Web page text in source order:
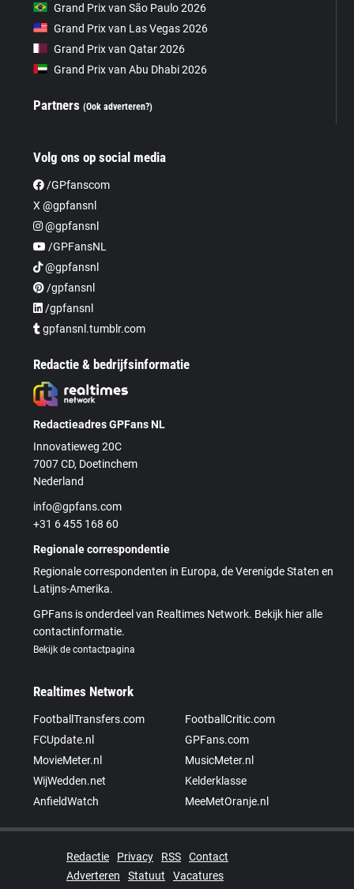
Grand Prix van São Paulo 2026
Grand Prix van Las Vegas 2026
Grand Prix van Qatar 2026
Grand Prix van Abu Dhabi 2026
Partners(Ook adverteren?)
Volg ons op social media
/GPfanscom
X @gpfansnl
@gpfansnl
/GPFansNL
@gpfansnl
/gpfansnl
/gpfansnl
gpfansnl.tumblr.com
Redactie & bedrijfsinformatie
Redactieadres GPFans NL
Innovatieweg 20C
7007 CD, Doetinchem
Nederland
info@gpfans.com
+31 6 455 168 60
Regionale correspondentie
Regionale correspondenten in Europa, de Verenigde Staten en
Latijns-Amerika.
GPFans is onderdeel van Realtimes Network. Bekijk hier alle
contactinformatie.
Bekijk de contactpagina
Realtimes Network
FootballTransfers.com
FootballCritic.com
FCUpdate.nl
GPFans.com
MovieMeter.nl
MusicMeter.nl
WijWedden.net
Kelderklasse
AnfieldWatch
MeeMetOranje.nl
Redactie Privacy RSS
Contact
Adverteren
Statuut
Vacatures